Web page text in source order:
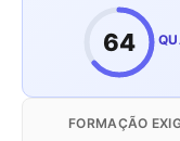
64
FORMAÇÃO